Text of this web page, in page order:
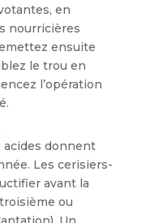
en
nourricières
ensuite
le trou en
l’opération
acides donnent
Les cerisiers-
avant la
ou